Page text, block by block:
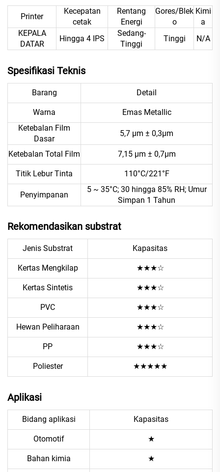
Printer
Kecepatan
cetak
Rentang
Energi
Gores/Blek
o
Kimi
a
KEPALA
DATAR
Hingga 4 IPS
Sedang-
Tinggi
Tinggi N/A
Spesifikasi Teknis
Barang Detail
Warna
Emas Metallic
Ketebalan Film
Dasar
5,7 μm ± 0,3μm
Ketebalan Total Film 7,15 μm ± 0,7μm
Titik Lebur Tinta 110°C/221°F
Penyimpanan
5 ~ 35°C; 30 hingga 85% RH; Umur
Simpan 1 Tahun
Rekomendasikan substrat
Jenis Substrat Kapasitas
Kertas Mengkilap ★★★☆
Kertas Sintetis ★★★☆
PVC ★★★☆
Hewan Peliharaan ★★★☆
PP ★★★☆
Poliester ★★★★★
Aplikasi
Bidang aplikasi Kapasitas
Otomotif ★
Bahan kimia ★